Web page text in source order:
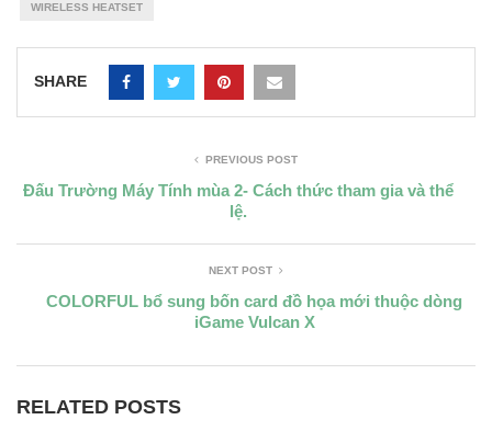
WIRELESS HEATSET
SHARE
PREVIOUS POST
Đấu Trường Máy Tính mùa 2- Cách thức tham gia và thể
lệ.
NEXT POST
COLORFUL bổ sung bốn card đồ họa mới thuộc dòng
iGame Vulcan X
RELATED POSTS